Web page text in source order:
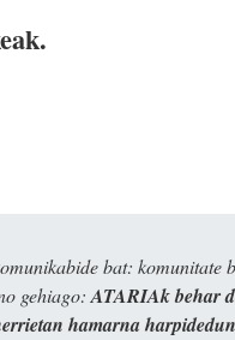
bat: komunitate
gehiago:ATARIAk behar
hamarna